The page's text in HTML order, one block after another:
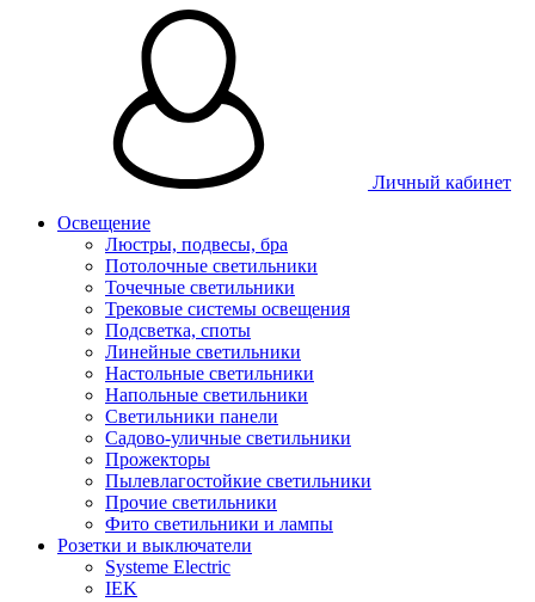
Личный кабинет
Освещение
Люстры, подвесы, бра
Потолочные светильники
Точечные светильники
Трековые системы освещения
Подсветка, споты
Линейные светильники
Настольные светильники
Напольные светильники
Светильники панели
Садово-уличные светильники
Прожекторы
Пылевлагостойкие светильники
Прочие светильники
Фито светильники и лампы
Розетки и выключатели
Systeme Electric
IEK